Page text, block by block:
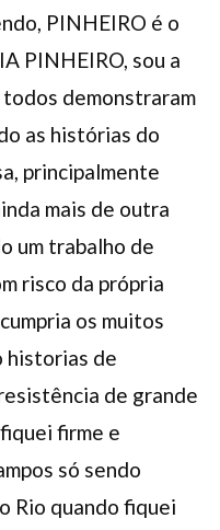
PINHEIRO é o
PINHEIRO, sou a
demonstraram
as histórias do
principalmente
mais de outra
um trabalho de
risco da própria
os muitos
historias de
de grande
firme e
só sendo
Rio quando fiquei